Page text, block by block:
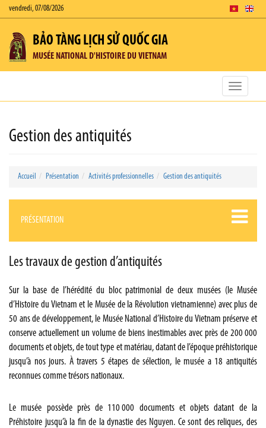
vendredi, 07/08/2026
BẢO TÀNG LỊCH SỬ QUỐC GIA
MUSÉE NATIONAL D'HISTOIRE DU VIETNAM
Toggle
Gestion des antiquités
Accueil Présentation Activités professionnelles Gestion des antiquités
PRÉSENTATION
Les travaux de gestion d’antiquités
Sur la base de l’hérédité du bloc patrimonial de deux musées (le Musée
d’Histoire du Vietnam et le Musée de la Révolution vietnamienne) avec plus de
50 ans de développement, le Musée National d’Histoire du Vietnam préserve et
conserve actuellement un volume de biens inestimables avec près de 200 000
documents et objets, de tout type et matériau, datant de l’époque préhistorique
jusqu’à nos jours. À travers 5 étapes de sélection, le musée a 18 antiquités
reconnues comme trésors nationaux.
Le musée possède près de 110 000 documents et objets datant de la
Préhistoire jusqu’à la fin de la dynastie des Nguyen. Ce sont des reliques, des